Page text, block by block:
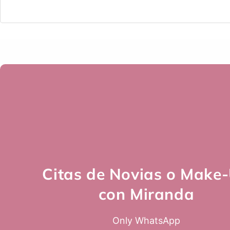
Citas de Novias o
con Miranda
Only WhatsApp